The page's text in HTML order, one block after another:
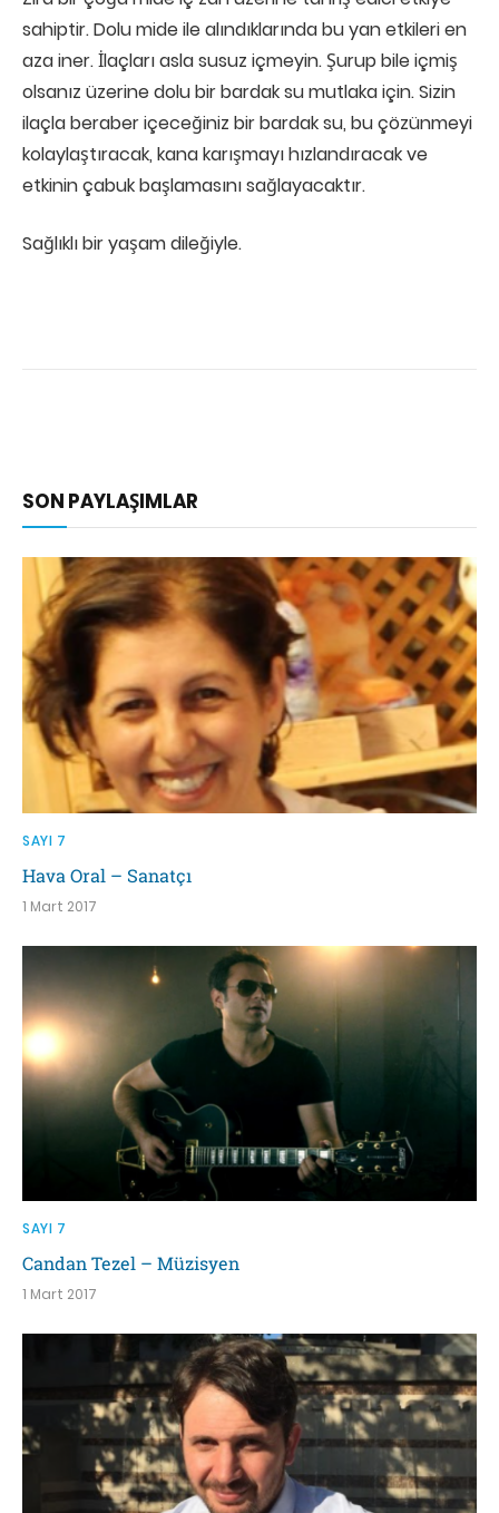
sahiptir. Dolu mide ile alındıklarında bu yan etkileri en
aza iner. İlaçları asla susuz içmeyin. Şurup bile içmiş
olsanız üzerine dolu bir bardak su mutlaka için. Sizin
ilaçla beraber içeceğiniz bir bardak su, bu çözünmeyi
kolaylaştıracak, kana karışmayı hızlandıracak ve
etkinin çabuk başlamasını sağlayacaktır.
Sağlıklı bir yaşam dileğiyle.
SON PAYLAŞIMLAR
SAYI 7
Hava Oral – Sanatçı
1 Mart 2017
SAYI 7
Candan Tezel – Müzisyen
1 Mart 2017